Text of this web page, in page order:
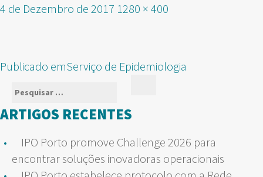
Publicado
4 de Dezembro de 2017 Tamanho
1280 × 400
NAVEGAÇÃO
ARTIGOS
Publicado emServiço de Epidemiologia
Pesquisar
por:
ARTIGOS RECENTES
IPO Porto promove Challenge 2026 para
encontrar soluções inovadoras operacionais